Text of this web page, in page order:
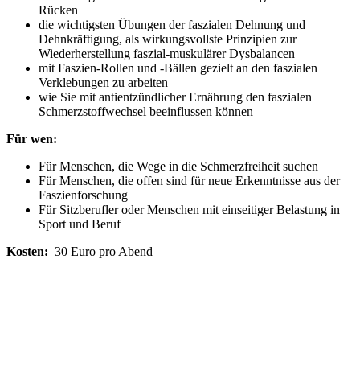
Rücken
die wichtigsten Übungen der faszialen Dehnung und
Dehnkräftigung, als wirkungsvollste Prinzipien zur
Wiederherstellung faszial-muskulärer Dysbalancen
mit Faszien-Rollen und -Bällen gezielt an den faszialen
Verklebungen zu arbeiten
wie Sie mit antientzündlicher Ernährung den faszialen
Schmerzstoffwechsel beeinflussen können
Für wen:
Für Menschen, die Wege in die Schmerzfreiheit suchen
Für Menschen, die offen sind für neue Erkenntnisse aus der
Faszienforschung
Für Sitzberufler oder Menschen mit einseitiger Belastung in
Sport und Beruf
Kosten: 30 Euro pro Abend